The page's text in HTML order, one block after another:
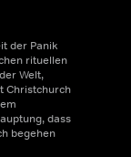
der Panik
rituellen
Welt,
Christchurch
dass
begehen